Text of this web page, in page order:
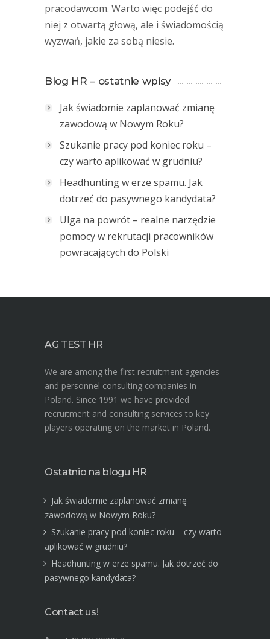
pracodawcom. Warto więc podejść do
niej z otwartą głową, ale i świadomością
wyzwań, jakie za sobą niesie.
Blog HR – ostatnie wpisy
Jak świadomie zaplanować zmianę
zawodową w Nowym Roku?
Szukanie pracy pod koniec roku –
czy warto aplikować w grudniu?
Headhunting w erze spamu. Jak
dotrzeć do pasywnego kandydata?
Ulga na powrót – realne narzędzie
pomocy w rekrutacji pracowników
powracających do Polski
AG TEST HR
We are among the first recruitment agencies
and personnel consulting companies in
Poland. Since 1991 we have provided
recruitment and consulting services to key
players operating on the market in Poland.
Ostatnio na blogu HR
Jak świadomie zaplanować zmianę
zawodową w Nowym Roku?
Szukanie pracy pod koniec roku – czy warto
aplikować w grudniu?
Headhunting w erze spamu. Jak dotrzeć do
pasywnego kandydata?
Contact us!